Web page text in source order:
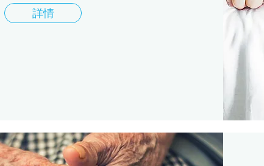
詳情